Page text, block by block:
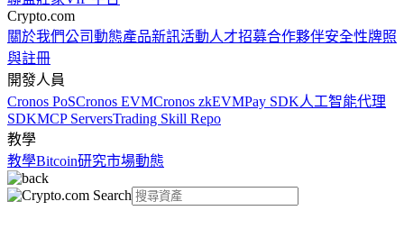
Crypto.com
關於我們公司動態產品新訊活動人才招募合作夥伴安全性牌照
與註冊
開發人員
Cronos PoSCronos EVMCronos zkEVMPay SDK人工智能代理
SDKMCP ServersTrading Skill Repo
教學
教學Bitcoin研究市場動態